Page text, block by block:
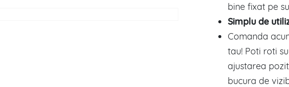
bine fixat pe
Simplu de
Comanda
tau! Poti roti
ajustarea
bucura de